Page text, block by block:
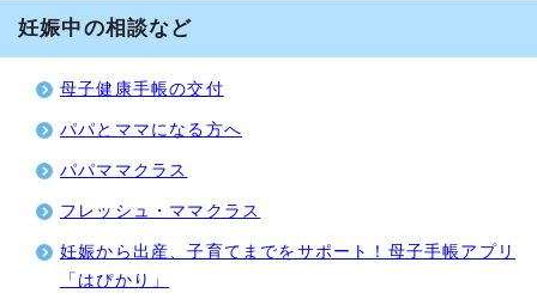
妊娠中の相談など
母子健康手帳の交付
パパとママになる方へ
パパママクラス
フレッシュ・ママクラス
妊娠から出産、子育てまでをサポート！母子手帳アプリ
「はぴかり」